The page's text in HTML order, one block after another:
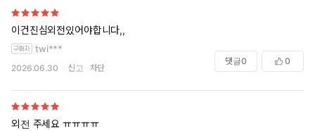
이건진심외전있어야합니다,,
twi***
2026.06.30 신고 차단
댓글0 0
외전 주세요 ㅠㅠㅠㅠ